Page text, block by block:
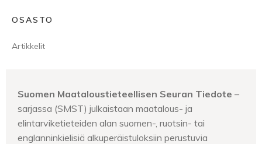
OSASTO
Artikkelit
Suomen Maataloustieteellisen Seuran Tiedote –
sarjassa (SMST) julkaistaan maatalous- ja
elintarviketieteiden alan suomen-, ruotsin- tai
englanninkielisiä alkuperäistuloksiin perustuvia